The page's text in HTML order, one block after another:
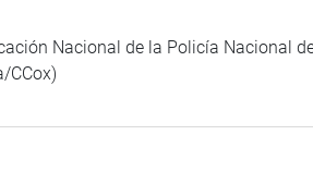
Nacional de la Policía Nacional
CCox)